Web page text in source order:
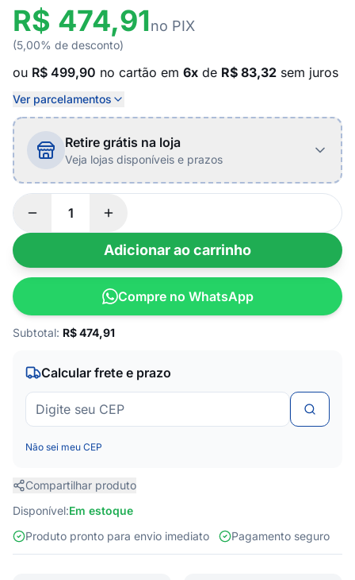
R$ 474,91no PIX
(5,00% de desconto)
ou R$ 499,90 no cartão em 6x de R$ 83,32 sem juros
Ver parcelamentos
Retire grátis na loja
Veja lojas disponíveis e prazos
Adicionar ao carrinho
Compre no WhatsApp
Subtotal: R$474,91
Calcular frete e prazo
Não sei meu CEP
Compartilhar produto
Disponível:Em estoque
Produto pronto para envio imediato
Pagamento seguro